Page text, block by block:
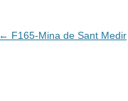
Navegación
← F165-Mina de Sant Medir